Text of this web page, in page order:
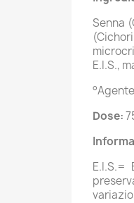
Senna
E.I.S.,
Dose:
E.I.S.=